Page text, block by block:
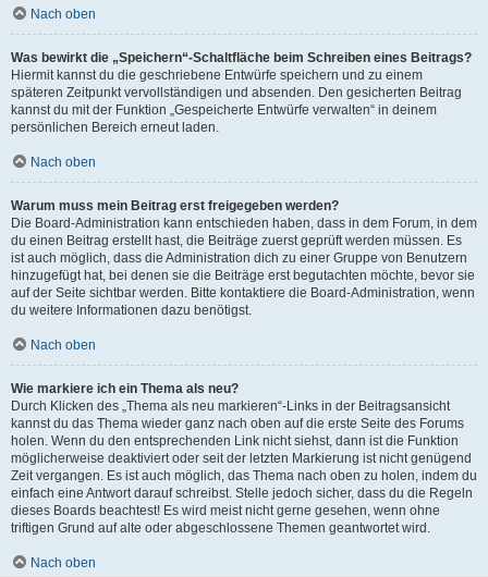
Nach oben
Was bewirkt die „Speichern“-Schaltfläche beim Schreiben eines Beitrags?
Hiermit kannst du die geschriebene Entwürfe speichern und zu einem
späteren Zeitpunkt vervollständigen und absenden. Den gesicherten Beitrag
kannst du mit der Funktion „Gespeicherte Entwürfe verwalten“ in deinem
persönlichen Bereich erneut laden.
Nach oben
Warum muss mein Beitrag erst freigegeben werden?
Die Board-Administration kann entschieden haben, dass in dem Forum, in dem
du einen Beitrag erstellt hast, die Beiträge zuerst geprüft werden müssen. Es
ist auch möglich, dass die Administration dich zu einer Gruppe von Benutzern
hinzugefügt hat, bei denen sie die Beiträge erst begutachten möchte, bevor sie
auf der Seite sichtbar werden. Bitte kontaktiere die Board-Administration, wenn
du weitere Informationen dazu benötigst.
Nach oben
Wie markiere ich ein Thema als neu?
Durch Klicken des „Thema als neu markieren“-Links in der Beitragsansicht
kannst du das Thema wieder ganz nach oben auf die erste Seite des Forums
holen. Wenn du den entsprechenden Link nicht siehst, dann ist die Funktion
möglicherweise deaktiviert oder seit der letzten Markierung ist nicht genügend
Zeit vergangen. Es ist auch möglich, das Thema nach oben zu holen, indem du
einfach eine Antwort darauf schreibst. Stelle jedoch sicher, dass du die Regeln
dieses Boards beachtest! Es wird meist nicht gerne gesehen, wenn ohne
triftigen Grund auf alte oder abgeschlossene Themen geantwortet wird.
Nach oben